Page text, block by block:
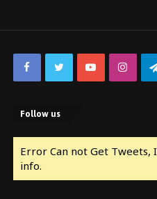
FacebookTwitterYouTube
Follow us
Error Can not Get Tweets,
info.